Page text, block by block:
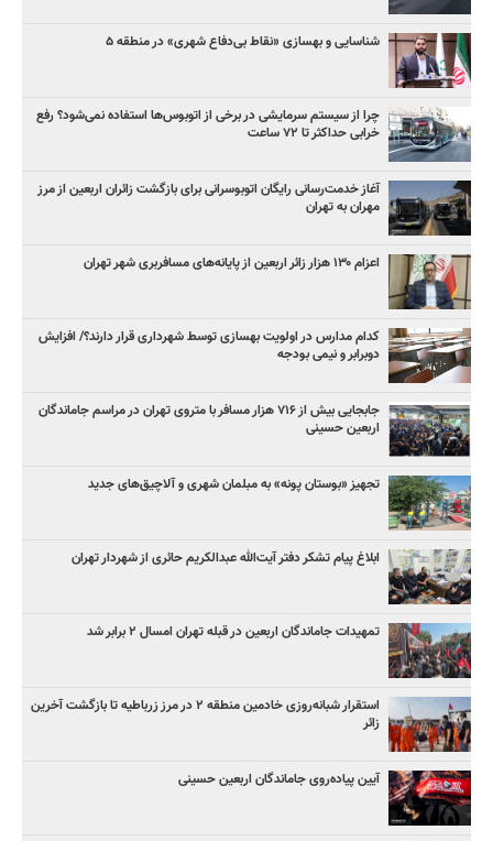
شناسایی و بهسازی «نقاط بی‌دفاع شهری» در منطقه ۵
چرا از سیستم سرمایشی در برخی از اتوبوس‌ها استفاده نمی‌شود؟ رفع
خرابی حداکثر تا ۷۲ ساعت
آغاز خدمت‌رسانی رایگان اتوبوسرانی برای بازگشت زائران اربعین از مرز
مهران به تهران
اعزام ۱۳۰ هزار زائر اربعین از پایانه‌های مسافربری شهر تهران
کدام مدارس در اولویت بهسازی توسط شهرداری قرار دارند؟/ افزایش
دوبرابر و نیمی بودجه
جابجایی بیش از ۷۱۶ هزار مسافر با متروی تهران در مراسم جاماندگان
اربعین حسینی
تجهیز «بوستان پونه» به مبلمان شهری و آلاچیق‌های جدید
ابلاغ پیام تشکر دفتر آیت‌الله عبدالکریم حائری از شهردار تهران
تمهیدات جاماندگان اربعین در قبله تهران امسال ۲ برابر شد
استقرار شبانه‌روزی خادمین منطقه ۲ در مرز زرباطیه تا بازگشت آخرین
زائر
آیین پیاده‌روی جاماندگان اربعین حسینی